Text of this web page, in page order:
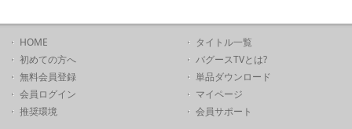
HOME
初めての方へ
無料会員登録
会員ログイン
推奨環境
タイトル一覧
バグースTVとは?
単品ダウンロード
マイページ
会員サポート